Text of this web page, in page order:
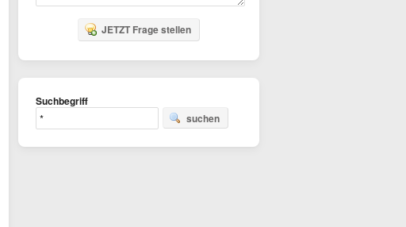
JETZT Frage stellen
Suchbegriff
suchen